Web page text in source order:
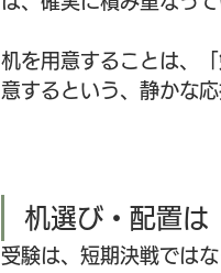
机を用意することは、
意するという、静かな応
机選び・配置は
受験は、短期決戦では